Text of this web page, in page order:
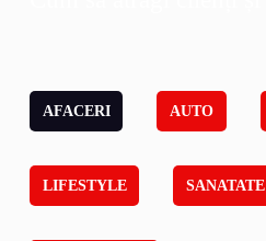
AFACERI AUTO
LIFESTYLE SANATATE